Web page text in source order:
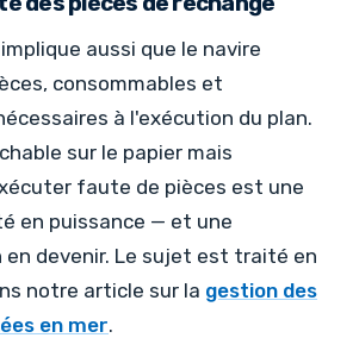
aussi que le navire
consommables et
à l'exécution du plan.
sur le papier mais
faute de pièces est une
en puissance — et une
en devenir. Le sujet est traité en
notre article sur la gestion des
en mer.